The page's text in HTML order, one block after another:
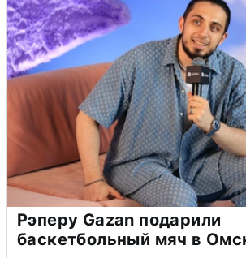
Рэперу Gazan подарили
баскетбольный мяч в